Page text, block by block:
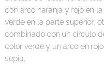
con arco naranja y rojo en
verde en la parte superior,
combinado con un circulo
color verde y un arco en
sepia.